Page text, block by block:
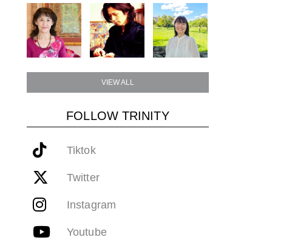
VIEW ALL
FOLLOW TRINITY
Tiktok
Twitter
Instagram
Youtube